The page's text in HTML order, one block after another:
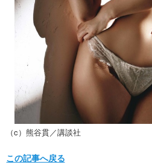
（c）熊谷貫／講談社
この記事へ戻る